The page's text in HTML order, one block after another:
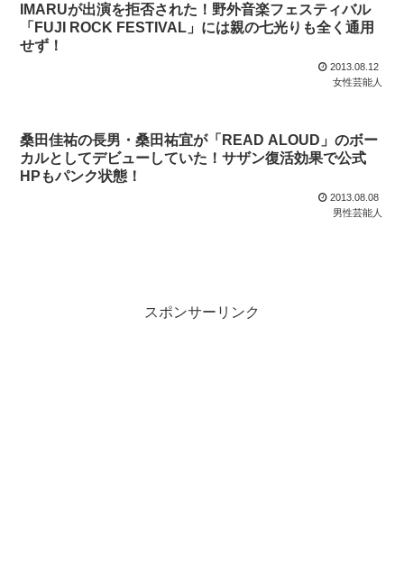
IMARUが出演を拒否された！野外音楽フェスティバル
「FUJI ROCK FESTIVAL」には親の七光りも全く通用
せず！
2013.08.12
女性芸能人
桑田佳祐の長男・桑田祐宜が「READ ALOUD」のボー
カルとしてデビューしていた！サザン復活効果で公式
HPもパンク状態！
2013.08.08
男性芸能人
スポンサーリンク